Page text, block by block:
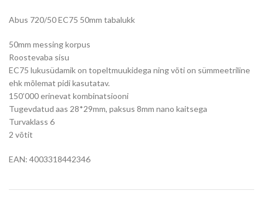
Abus 720/50 EC75 50mm tabalukk
50mm messing korpus
Roostevaba sisu
EC75 lukusüdamik on topeltmuukidega ning võti on sümmeetriline
ehk mõlemat pidi kasutatav.
150’000 erinevat kombinatsiooni
Tugevdatud aas 28*29mm, paksus 8mm nano kaitsega
Turvaklass 6
2 võtit
EAN: 4003318442346